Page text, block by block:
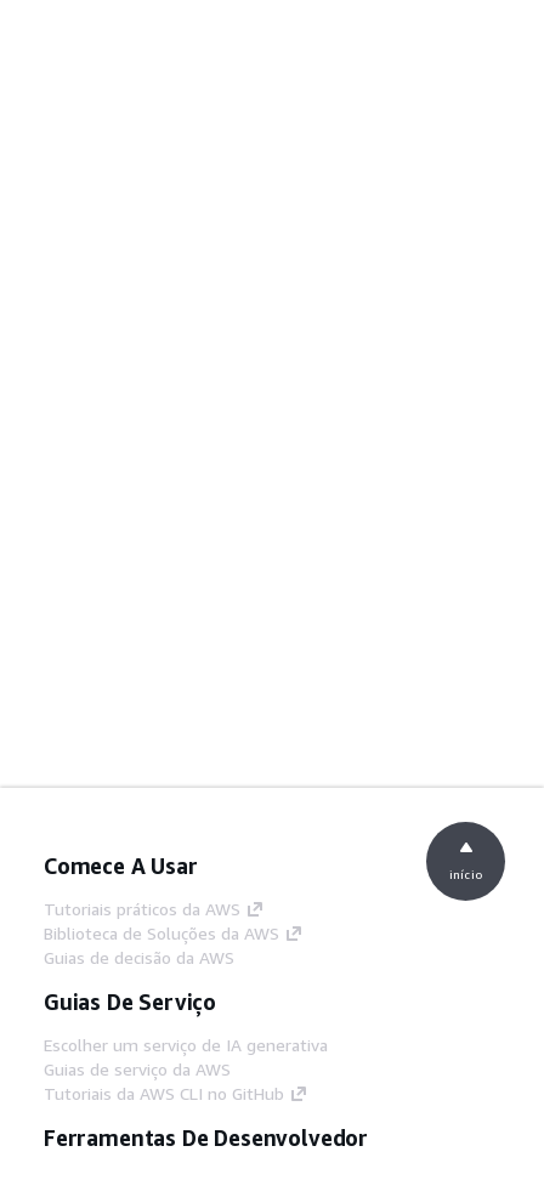
Comece A Usar
Tutoriais práticos da AWS
Biblioteca de Soluções da AWS
Guias de decisão da AWS
Guias De Serviço
Escolher um serviço de IA generativa
Guias de serviço da AWS
Tutoriais da AWS CLI no GitHub
Ferramentas De Desenvolvedor
início